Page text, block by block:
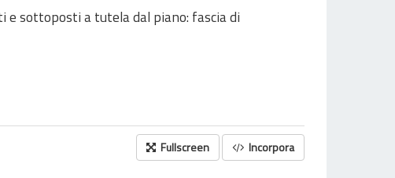
e sottoposti a tutela dal piano: fascia di
Fullscreen Incorpora